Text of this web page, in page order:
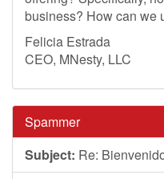
business? How can we
Felicia Estrada
CEO, MNesty, LLC
Spammer
Subject: Re: